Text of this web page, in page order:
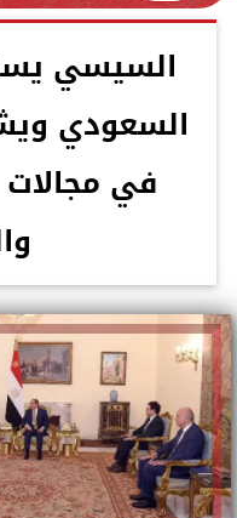
السيسي
السعودي
في مجالات